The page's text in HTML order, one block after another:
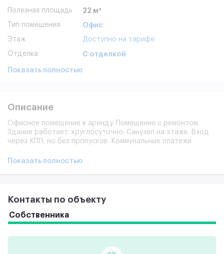
Полезная площадь 22 м²
Тип помещения Офис
Этаж Доступно на тарифе
Отделка С отделкой
Показать полностью
Описание
Офисное помещение в аренду. Помещение с ремонтом.
Здание работает: круглосуточно. Санузел на этаже. Вход
через КПП, но без пропусков. Коммунальные платежи
Показать полностью
Контакты по объекту
Собственника